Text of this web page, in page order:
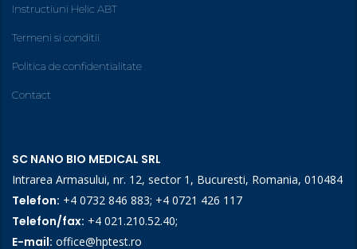
Instructiuni Helic ABT
Termeni si conditii
Politica de confidentialitate
Contact
SC NANO BIO MEDICAL SRL
Intrarea Armasului, nr. 12, sector 1, Bucuresti, Romania, 010484
Telefon: +4 0732 846 883; +4 0721 426 117
Telefon/fax: +4 021.210.52.40;
E-mail: office@hptest.ro